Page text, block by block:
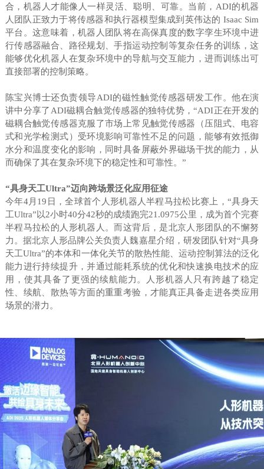
合，机器人才能像人一样灵活、聪明、可靠。当前，ADI的机器
人团队正致力于将传感器和执行器模型集成到英伟达的 Isaac Sim
平台。这意味着，机器人团队将在高保真度的数字孪生环境中进
行传感器融合、路径规划、手指运动控制等复杂任务的训练，这
能够优化机器人在复杂环境中的导航与交互能力，进而训练出可
直接部署的控制策略。
陈宝兴博士还负责领导ADI的磁性触觉传感器研发工作。他在演
讲中分享了ADI磁耦合触觉传感器的独特优势，“ADI正在开发的
磁耦合触觉传感器克服了市场上常见触觉传感器（压阻式、电容
式和光学检测式）受环境影响可靠性不足的问题，能够有效抵御
水分和温度变化的影响，同时具备屏蔽外界磁场干扰的能力，从
而确保了其在复杂环境下的稳定性和可靠性。”
“具身天工Ultra”迈向跨场景泛化应用征途
今年4月19日，全球首个人形机器人半程马拉松比赛上，“具身天
工Ultra”以2小时40分42秒的成绩跑完21.0975公里，成为首个完赛
半程马拉松的人形机器人。而这背后，是北京人形团队的不懈努
力。据北京人形品牌公关负责人魏嘉星介绍，研发团队针对“具身
天工Ultra”的本体和一体化关节的散热性能、运动控制算法的泛化
能力进行持续提升，并通过能耗系统的优化和快速换电技术的应
用，使其具备了更强的续航能力。人形机器人只有跨越了稳定
性、续航、散热等方面的重重考验，才能真正具备走进各类应用
场景的潜力。